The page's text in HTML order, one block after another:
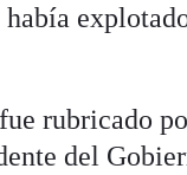
rubricado
del